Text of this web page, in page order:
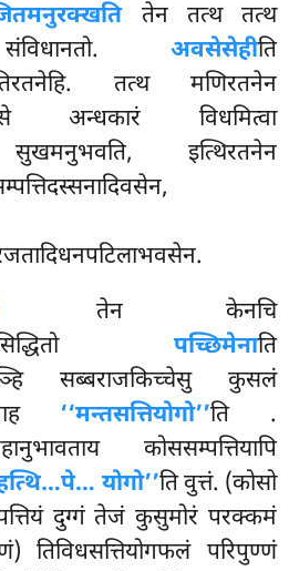
तेन तत्थ तत्थ
अवसेसेहीति
तत्थ मणिरतनेन
अन्धकारं विधमित्वा
सुखमनुभवति, इत्थिरतनेन
केनचि
पच्छिमेनाति
सब्बराजकिच्चेसु कुसलं
‘‘मन्तसत्तियोगो’’ति .
कोससम्पत्तियापि
योगो’’ति वुत्तं. (कोसो
दुग्गं तेजं कुसुमोरं परक्कमं
तिविधसत्तियोगफलं परिपुण्णं